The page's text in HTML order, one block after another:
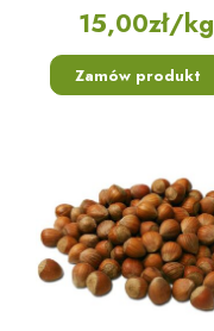
15,00zł/kg
Zamów produkt